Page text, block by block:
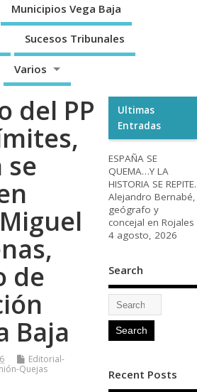
Municipios Vega Baja
Sucesos Tribunales
Varios
del PP
se
de
Baja
Editorial-
Quejas
Ultimas
Entradas
ESPAÑA SE
QUEMA…Y LA
HISTORIA SE REPITE.
Alejandro Bernabé,
geógrafo y
concejal en Rojales
4 agosto, 2026
Search
Recent Posts